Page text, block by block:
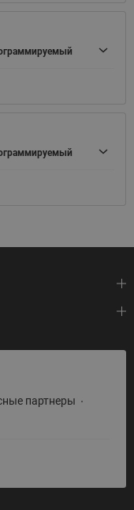
партнеры